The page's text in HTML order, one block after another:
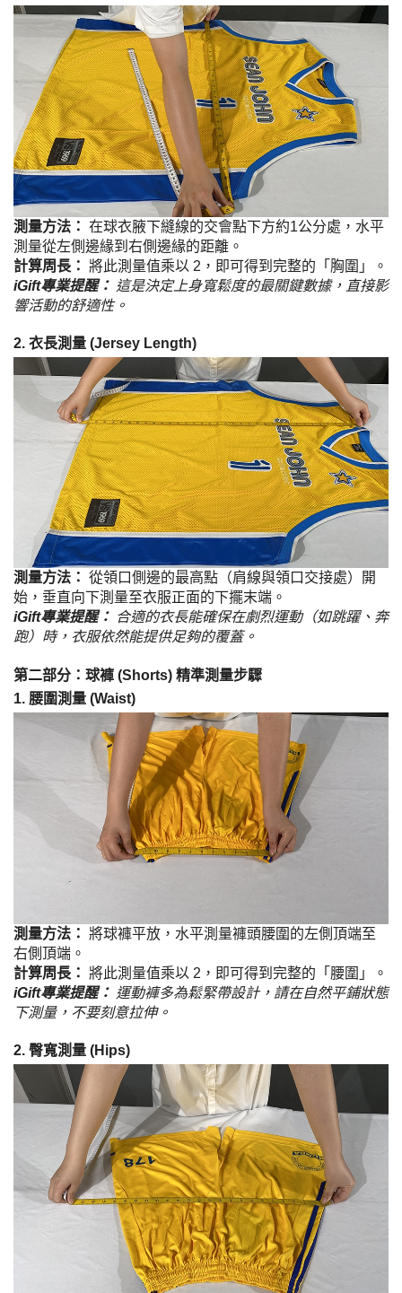
測量方法： 在球衣腋下縫線的交會點下方約1公分處，水平
測量從左側邊緣到右側邊緣的距離。
計算周長： 將此測量值乘以 2，即可得到完整的「胸圍」。
iGift專業提醒： 這是決定上身寬鬆度的最關鍵數據，直接影
響活動的舒適性。
2. 衣長測量 (Jersey Length)
測量方法： 從領口側邊的最高點（肩線與領口交接處）開
始，垂直向下測量至衣服正面的下擺末端。
iGift專業提醒： 合適的衣長能確保在劇烈運動（如跳躍、奔
跑）時，衣服依然能提供足夠的覆蓋。
第二部分：球褲 (Shorts) 精準測量步驟
1. 腰圍測量 (Waist)
測量方法： 將球褲平放，水平測量褲頭腰圍的左側頂端至
右側頂端。
計算周長： 將此測量值乘以 2，即可得到完整的「腰圍」。
iGift專業提醒： 運動褲多為鬆緊帶設計，請在自然平鋪狀態
下測量，不要刻意拉伸。
2. 臀寬測量 (Hips)